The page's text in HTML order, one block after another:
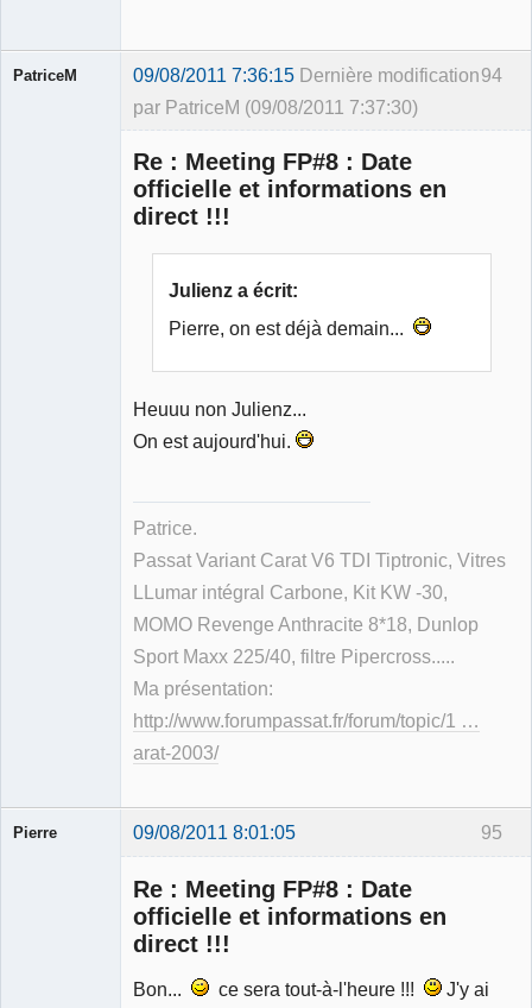
94
PatriceM 09/08/2011 7:36:15 Dernière modification
par PatriceM (09/08/2011 7:37:30)
Re : Meeting FP#8 : Date
officielle et informations en
direct !!!
Julienz a écrit:
Pierre, on est déjà demain...
Heuuu non Julienz...
On est aujourd'hui.
Patrice.
Passat Variant Carat V6 TDI Tiptronic, Vitres
LLumar intégral Carbone, Kit KW -30,
MOMO Revenge Anthracite 8*18, Dunlop
Sport Maxx 225/40, filtre Pipercross.....
Ma présentation:
http://www.forumpassat.fr/forum/topic/1 …
arat-2003/
95
Pierre 09/08/2011 8:01:05
Re : Meeting FP#8 : Date
officielle et informations en
direct !!!
Bon... ce sera tout-à-l'heure !!! J'y ai